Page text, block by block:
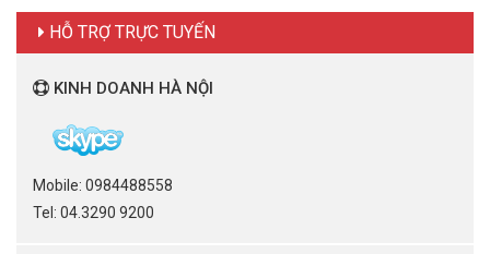
HỖ TRỢ TRỰC TUYẾN
KINH DOANH HÀ NỘI
Mobile: 0984488558
Tel: 04.3290 9200